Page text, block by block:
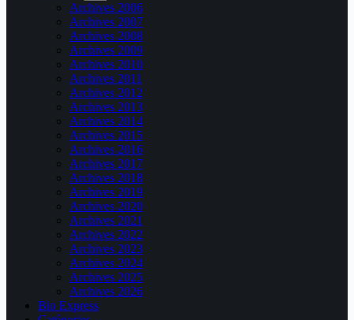
Archives 2006
Archives 2007
Archives 2008
Archives 2009
Archives 2010
Archives 2011
Archives 2012
Archives 2013
Archives 2014
Archives 2015
Archives 2016
Archives 2017
Archives 2018
Archives 2019
Archives 2020
Archives 2021
Archives 2022
Archives 2023
Archives 2024
Archives 2025
Archives 2026
Bio Express